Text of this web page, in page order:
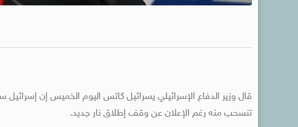
قال وزير الدفاع الإسرائيلي يسرائيل كاتس اليوم الخميس إن
تنسحب منه رغم الإعلان عن وقف إطلاق نار جديد.